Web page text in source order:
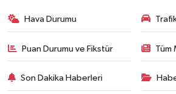
Hava Durumu
Puan Durumu ve Fikstür Tüm
Son Dakika Haberleri